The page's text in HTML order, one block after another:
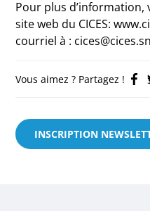
Pour plus
site web du CICES:
courriel à :
Vous aimez ? Partagez !
INSCRIPTION